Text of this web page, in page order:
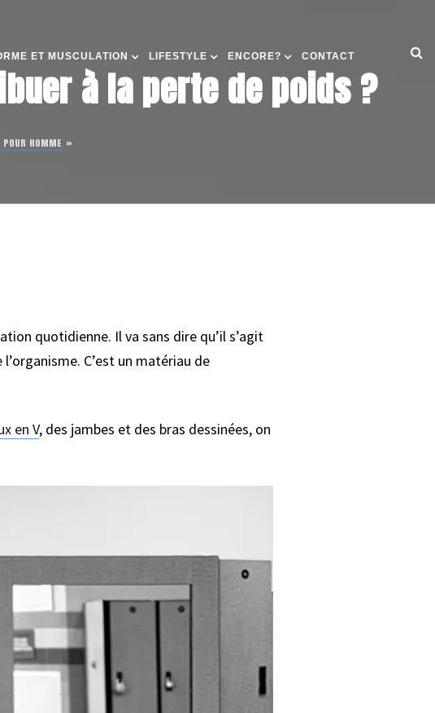
ET MUSCULATION LIFESTYLE ENCORE? CONTACT
à la perte de poids ?
HOMME »
quotidienne. Il va sans dire qu’il s’agit
C’est un matériau de
en V, des jambes et des bras dessinées, on